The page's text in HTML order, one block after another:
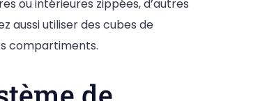
ou intérieures zippées, d’autres
aussi utiliser des cubes de
compartiments.